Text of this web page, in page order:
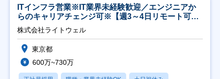
ITインフラ営業※IT業界未経験歓迎／エンジニアか
らのキャリアチェンジ可※【週3～4日リモート可
能】
株式会社ライトウェル
東京都
600万~730万